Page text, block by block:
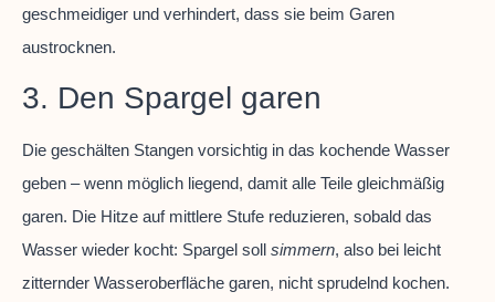
geschmeidiger und verhindert, dass sie beim Garen
austrocknen.
3. Den Spargel garen
Die geschälten Stangen vorsichtig in das kochende Wasser
geben – wenn möglich liegend, damit alle Teile gleichmäßig
garen. Die Hitze auf mittlere Stufe reduzieren, sobald das
Wasser wieder kocht: Spargel soll simmern, also bei leicht
zitternder Wasseroberfläche garen, nicht sprudelnd kochen.